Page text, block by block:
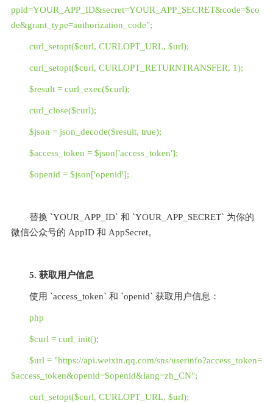
ppid=YOUR_APP_ID&secret=YOUR_APP_SECRET&code=$co
de&grant_type=authorization_code";
curl_setopt($curl, CURLOPT_URL, $url);
curl_setopt($curl, CURLOPT_RETURNTRANSFER, 1);
$result = curl_exec($curl);
curl_close($curl);
$json = json_decode($result, true);
$access_token = $json['access_token'];
$openid = $json['openid'];
替换 `YOUR_APP_ID` 和 `YOUR_APP_SECRET` 为你的
微信公众号的 AppID 和 AppSecret。
5. 获取用户信息
使用 `access_token` 和 `openid` 获取用户信息：
php
$curl = curl_init();
$url = "https://api.weixin.qq.com/sns/userinfo?access_token=
$access_token&openid=$openid&lang=zh_CN";
curl_setopt($curl, CURLOPT_URL, $url);